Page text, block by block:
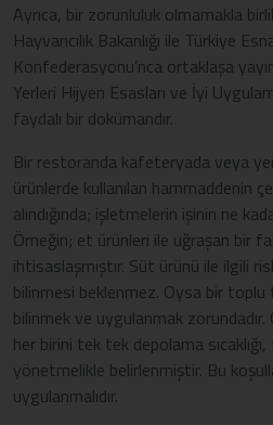
Ayrıca, bir zorunluluk olmamakla
Hayvancılık Bakanlığı ile Türkiye
Konfederasyonu’nca ortaklaşa
Yerleri Hijyen Esasları ve İyi
faydalı bir dokümandır.
Bir restoranda kafeteryada veya
ürünlerde kullanılan hammaddenin
alındığında; işletmelerin işinin ne
Örneğin; et ürünleri ile uğraşan bir
ihtisaslaşmıştır. Süt ürünü ile ilgili
bilinmesi beklenmez. Oysa bir
bilinmek ve uygulanmak
her birini tek tek depolama sıcaklığı,
yönetmelikle belirlenmiştir. Bu
uygulanmalıdır.